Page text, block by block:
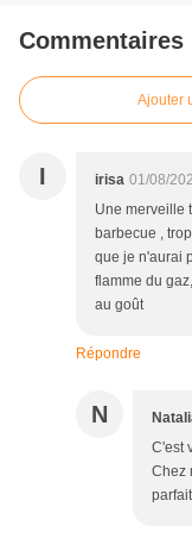
Commentaires
Ajouter
I irisa 01/08/
Une merveille
barbecue ,
que je n'aurai
flamme du
au goût
Répondre
N
C'est
Chez